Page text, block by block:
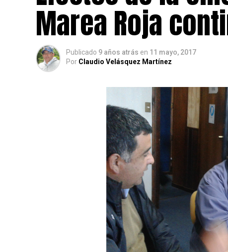
Marea Roja
Publicado 9 años atrás en 11 mayo, 2017
Por Claudio Velásquez Martínez